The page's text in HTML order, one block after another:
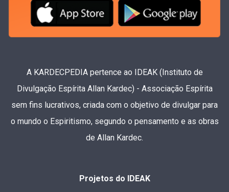
A KARDECPEDIA pertence ao IDEAK (Instituto de
Divulgação Espírita Allan Kardec) - Associação Espírita
sem fins lucrativos, criada com o objetivo de divulgar para
o mundo o Espiritismo, segundo o pensamento e as obras
de Allan Kardec.
Projetos do IDEAK